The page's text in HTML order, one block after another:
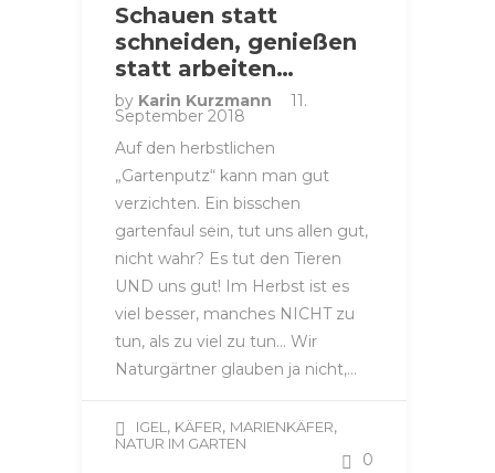
Schauen statt
schneiden, genießen
statt arbeiten…
by Karin Kurzmann 11.
September 2018
Auf den herbstlichen
„Gartenputz“ kann man gut
verzichten. Ein bisschen
gartenfaul sein, tut uns allen gut,
nicht wahr? Es tut den Tieren
UND uns gut! Im Herbst ist es
viel besser, manches NICHT zu
tun, als zu viel zu tun… Wir
Naturgärtner glauben ja nicht,…
IGEL , KÄFER, MARIENKÄFER,
NATUR IM GARTEN
0